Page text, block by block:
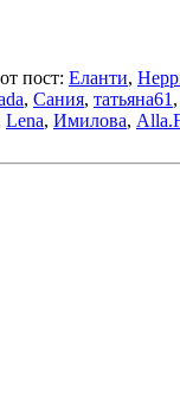
пост: Еланти,
, Сания, татьяна61
Lena, Имилова,